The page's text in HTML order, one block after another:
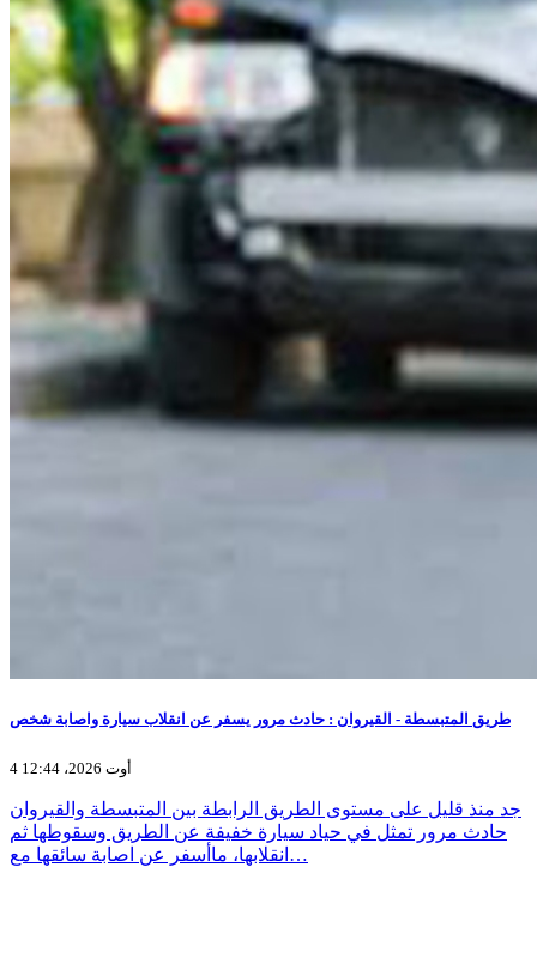
طريق المتبسطة - القيروان : حادث مرور يسفر عن انقلاب سيارة واصابة شخص
4 أوت 2026، 12:44
جد منذ قليل على مستوى الطريق الرابطة بين المتبسطة والقيروان
حادث مرور تمثل في حياد سيارة خفيفة عن الطريق وسقوطها ثم
انقلابها، ماأسفر عن اصابة سائقها مع…